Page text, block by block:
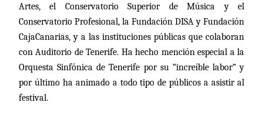
Artes, el Conservatorio Superior de Música y el
Conservatorio Profesional, la Fundación DISA y Fundación
CajaCanarias, y a las instituciones públicas que colaboran
con Auditorio de Tenerife. Ha hecho mención especial a la
Orquesta Sinfónica de Tenerife por su “increíble labor” y
por último ha animado a todo tipo de públicos a asistir al
festival.